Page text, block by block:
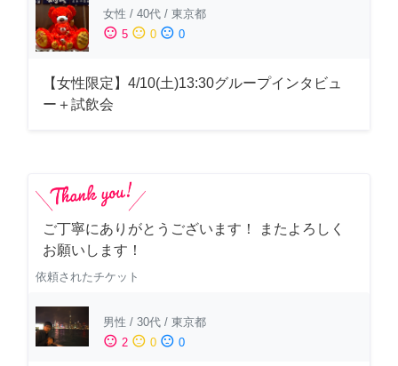
女性 / 40代 / 東京都
sentiment_satisfied 5 sentiment_neutral 0 sentiment_dissatisfied 0
【女性限定】4/10(土)13:30グループインタビュ
ー＋試飲会
ご丁寧にありがとうございます！ またよろしく
お願いします！
依頼されたチケット
男性 / 30代 / 東京都
sentiment_satisfied 2 sentiment_neutral 0 sentiment_dissatisfied 0